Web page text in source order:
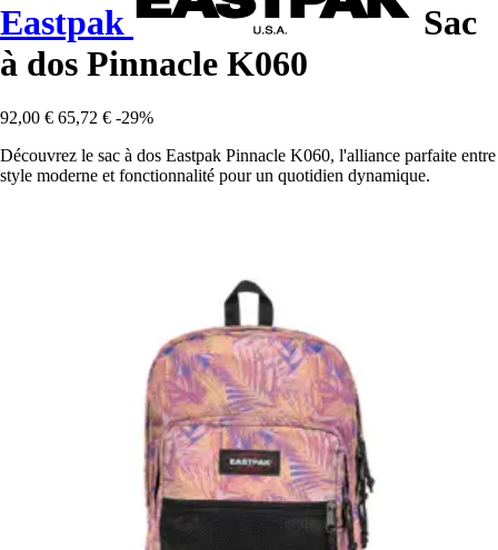
Eastpak
Sac
à dos Pinnacle K060
92,00 € 65,72 € -29%
Découvrez le sac à dos Eastpak Pinnacle K060, l'alliance parfaite entre
style moderne et fonctionnalité pour un quotidien dynamique.